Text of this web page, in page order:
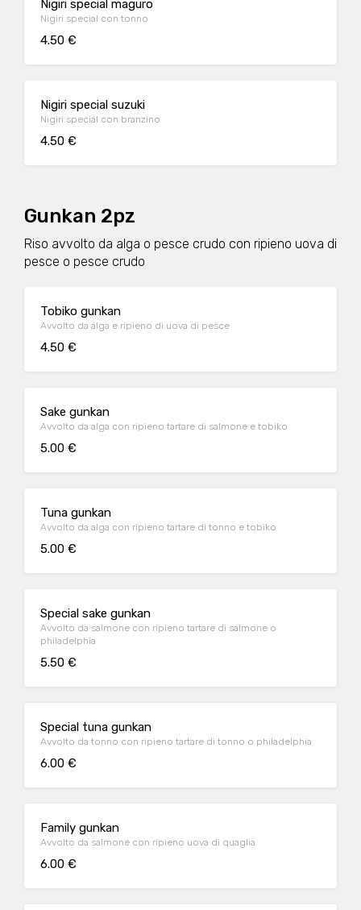
Nigiri special maguro
Nigiri special con tonno
4.50 €
Nigiri special suzuki
Nigiri special con branzino
4.50 €
Gunkan 2pz
Riso avvolto da alga o pesce crudo con ripieno uova di
pesce o pesce crudo
Tobiko gunkan
Avvolto da alga e ripieno di uova di pesce
4.50 €
Sake gunkan
Avvolto da alga con ripieno tartare di salmone e tobiko
5.00 €
Tuna gunkan
Avvolto da alga con ripieno tartare di tonno e tobiko
5.00 €
Special sake gunkan
Avvolto da salmone con ripieno tartare di salmone o
philadelphia
5.50 €
Special tuna gunkan
Avvolto da tonno con ripieno tartare di tonno o philadelphia
6.00 €
Family gunkan
Avvolto da salmone con ripieno uova di quaglia
6.00 €